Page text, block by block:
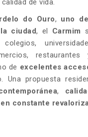
de vida.
do Ouro, uno
ciudad, el Carmim
de excelentes
Una propuesta
,
constante